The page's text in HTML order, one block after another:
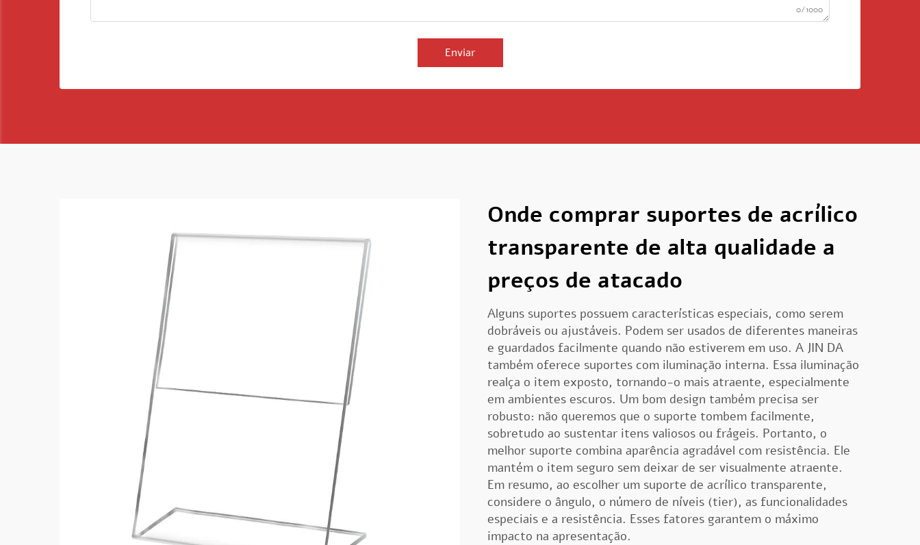
0/1000
Enviar
Onde comprar suportes de acrílico
transparente de alta qualidade a
preços de atacado
Alguns suportes possuem características especiais, como serem
dobráveis ou ajustáveis. Podem ser usados de diferentes maneiras
e guardados facilmente quando não estiverem em uso. A JIN DA
também oferece suportes com iluminação interna. Essa iluminação
realça o item exposto, tornando-o mais atraente, especialmente
em ambientes escuros. Um bom design também precisa ser
robusto: não queremos que o suporte tombem facilmente,
sobretudo ao sustentar itens valiosos ou frágeis. Portanto, o
melhor suporte combina aparência agradável com resistência. Ele
mantém o item seguro sem deixar de ser visualmente atraente.
Em resumo, ao escolher um suporte de acrílico transparente,
considere o ângulo, o número de níveis (tier), as funcionalidades
especiais e a resistência. Esses fatores garantem o máximo
impacto na apresentação.